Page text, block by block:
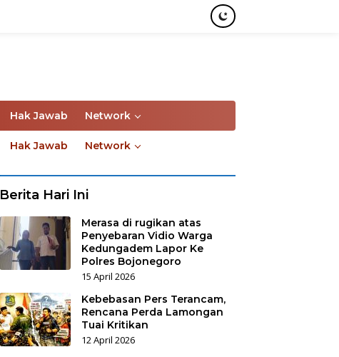
Hak Jawab Network
Hak Jawab Network
Berita Hari Ini
Merasa di rugikan atas
Penyebaran Vidio Warga
Kedungadem Lapor Ke
Polres Bojonegoro
15 April 2026
Kebebasan Pers Terancam,
Rencana Perda Lamongan
Tuai Kritikan
12 April 2026